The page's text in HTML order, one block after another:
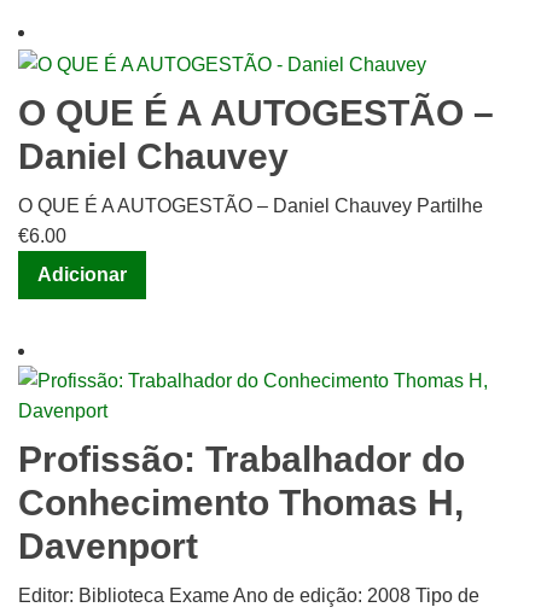
O QUE É A AUTOGESTÃO –
Daniel Chauvey
O QUE É A AUTOGESTÃO – Daniel Chauvey Partilhe
€6.00
Adicionar
Profissão: Trabalhador do
Conhecimento Thomas H,
Davenport
Editor: Biblioteca Exame Ano de edição: 2008 Tipo de